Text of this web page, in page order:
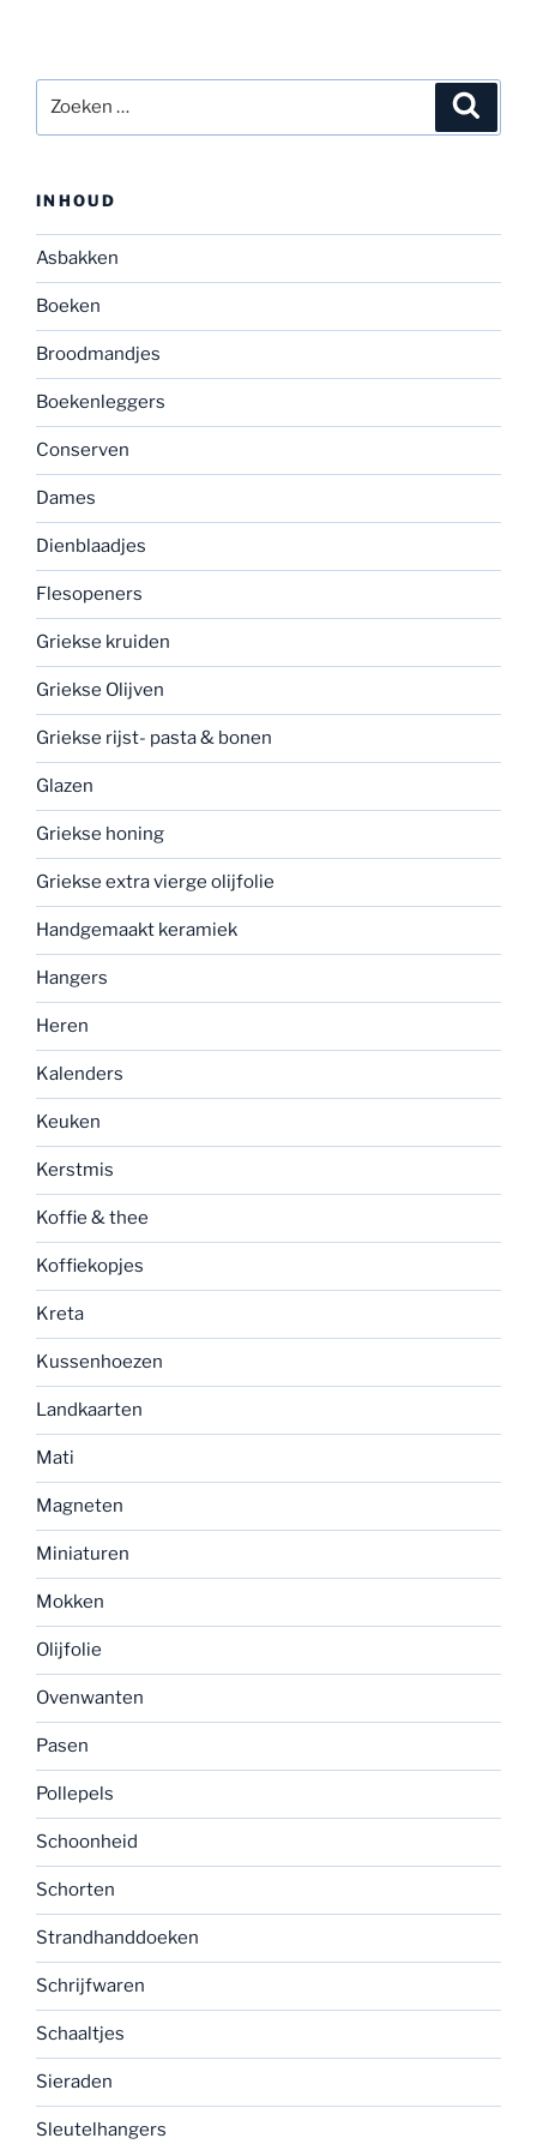
naar:
INHOUD
Asbakken
Boeken
Broodmandjes
Boekenleggers
Conserven
Dames
Dienblaadjes
Flesopeners
Griekse kruiden
Griekse Olijven
Griekse rijst- pasta & bonen
Glazen
Griekse honing
Griekse extra vierge olijfolie
Handgemaakt keramiek
Hangers
Heren
Kalenders
Keuken
Kerstmis
Koffie & thee
Koffiekopjes
Kreta
Kussenhoezen
Landkaarten
Mati
Magneten
Miniaturen
Mokken
Olijfolie
Ovenwanten
Pasen
Pollepels
Schoonheid
Schorten
Strandhanddoeken
Schrijfwaren
Schaaltjes
Sieraden
Sleutelhangers